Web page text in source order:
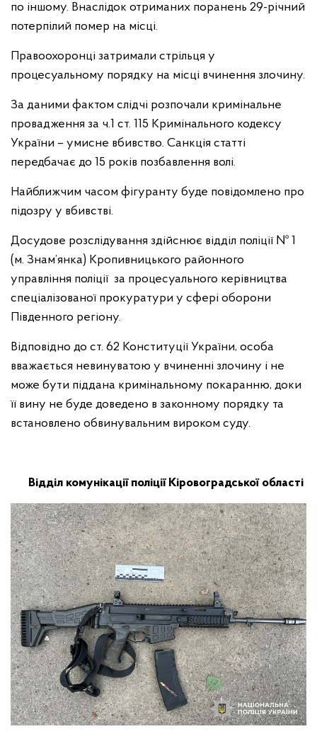
по іншому. Внаслідок отриманих поранень 29-річний
потерпілий помер на місці.
Правоохоронці затримали стрільця у
процесуальному порядку на місці вчинення злочину.
За даними фактом слідчі розпочали кримінальне
провадження за ч.1 ст. 115 Кримінального кодексу
України – умисне вбивство. Санкція статті
передбачає до 15 років позбавлення волі.
Найближчим часом фігуранту буде повідомлено про
підозру у вбивстві.
Досудове розслідування здійснює відділ поліції № 1
(м. Знам’янка) Кропивницького районного
управління поліції за процесуального керівництва
спеціалізованої прокуратури у сфері оборони
Південного регіону.
Відповідно до ст. 62 Конституції України, особа
вважається невинуватою у вчиненні злочину і не
може бути піддана кримінальному покаранню, доки
її вину не буде доведено в законному порядку та
встановлено обвинувальним вироком суду.
Відділ комунікації поліції Кіровоградської області